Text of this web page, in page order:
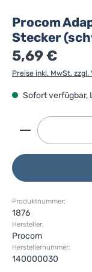
Procom
Stecker
5,69 €
Preise inkl. MwSt. zzgl.
Sofort verfügbar,
Produkt
Produktnummer:
1876
Hersteller:
Procom
Herstellernummer:
140000030